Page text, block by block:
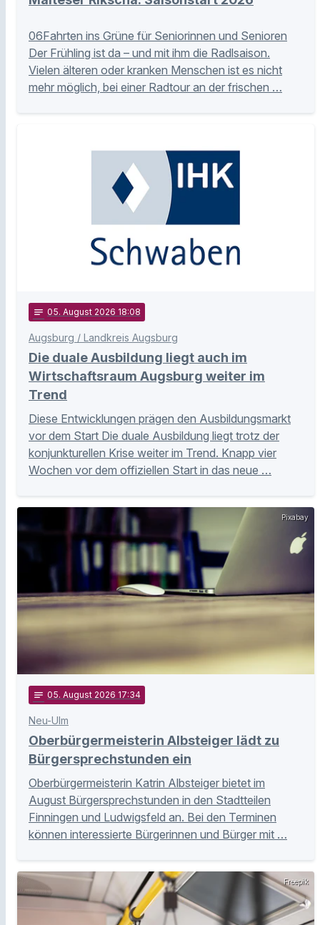
06Fahrten ins Grüne für Seniorinnen und Senioren
Der Frühling ist da – und mit ihm die Radlsaison.
Vielen älteren oder kranken Menschen ist es nicht
mehr möglich, bei einer Radtour an der frischen …
notes 05. August 2026 18:08
Augsburg / Landkreis Augsburg
Die duale Ausbildung liegt auch im
Wirtschaftsraum Augsburg weiter im
Trend
Diese Entwicklungen prägen den Ausbildungsmarkt
vor dem Start Die duale Ausbildung liegt trotz der
konjunkturellen Krise weiter im Trend. Knapp vier
Wochen vor dem offiziellen Start in das neue …
Pixabay
notes 05. August 2026 17:34
Neu-Ulm
Oberbürgermeisterin Albsteiger lädt zu
Bürgersprechstunden ein
Oberbürgermeisterin Katrin Albsteiger bietet im
August Bürgersprechstunden in den Stadtteilen
Finningen und Ludwigsfeld an. Bei den Terminen
können interessierte Bürgerinnen und Bürger mit …
Freepik